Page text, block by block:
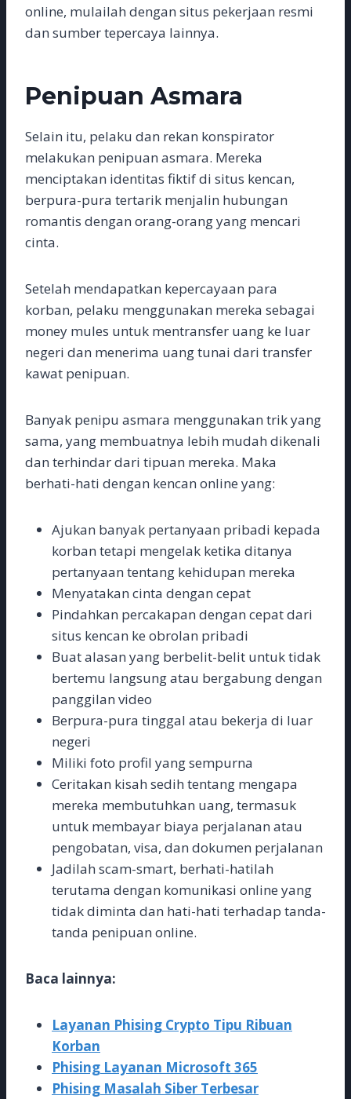
online, mulailah dengan situs pekerjaan resmi
dan sumber tepercaya lainnya.
Penipuan Asmara
Selain itu, pelaku dan rekan konspirator
melakukan penipuan asmara. Mereka
menciptakan identitas fiktif di situs kencan,
berpura-pura tertarik menjalin hubungan
romantis dengan orang-orang yang mencari
cinta.
Setelah mendapatkan kepercayaan para
korban, pelaku menggunakan mereka sebagai
money mules untuk mentransfer uang ke luar
negeri dan menerima uang tunai dari transfer
kawat penipuan.
Banyak penipu asmara menggunakan trik yang
sama, yang membuatnya lebih mudah dikenali
dan terhindar dari tipuan mereka. Maka
berhati-hati dengan kencan online yang:
Ajukan banyak pertanyaan pribadi kepada
korban tetapi mengelak ketika ditanya
pertanyaan tentang kehidupan mereka
Menyatakan cinta dengan cepat
Pindahkan percakapan dengan cepat dari
situs kencan ke obrolan pribadi
Buat alasan yang berbelit-belit untuk tidak
bertemu langsung atau bergabung dengan
panggilan video
Berpura-pura tinggal atau bekerja di luar
negeri
Miliki foto profil yang sempurna
Ceritakan kisah sedih tentang mengapa
mereka membutuhkan uang, termasuk
untuk membayar biaya perjalanan atau
pengobatan, visa, dan dokumen perjalanan
Jadilah scam-smart, berhati-hatilah
terutama dengan komunikasi online yang
tidak diminta dan hati-hati terhadap tanda-
tanda penipuan online.
Baca lainnya:
Layanan Phising Crypto Tipu Ribuan
Korban
Phising Layanan Microsoft 365
Phising Masalah Siber Terbesar